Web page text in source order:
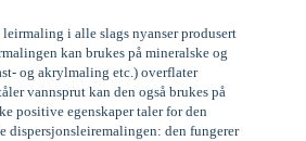
i alle slags nyanser produsert
kan brukes på mineralske og
og akrylmaling etc.) overflater
vannsprut kan den også brukes på
positive egenskaper taler for den
dispersjonsleiremalingen: den fungerer